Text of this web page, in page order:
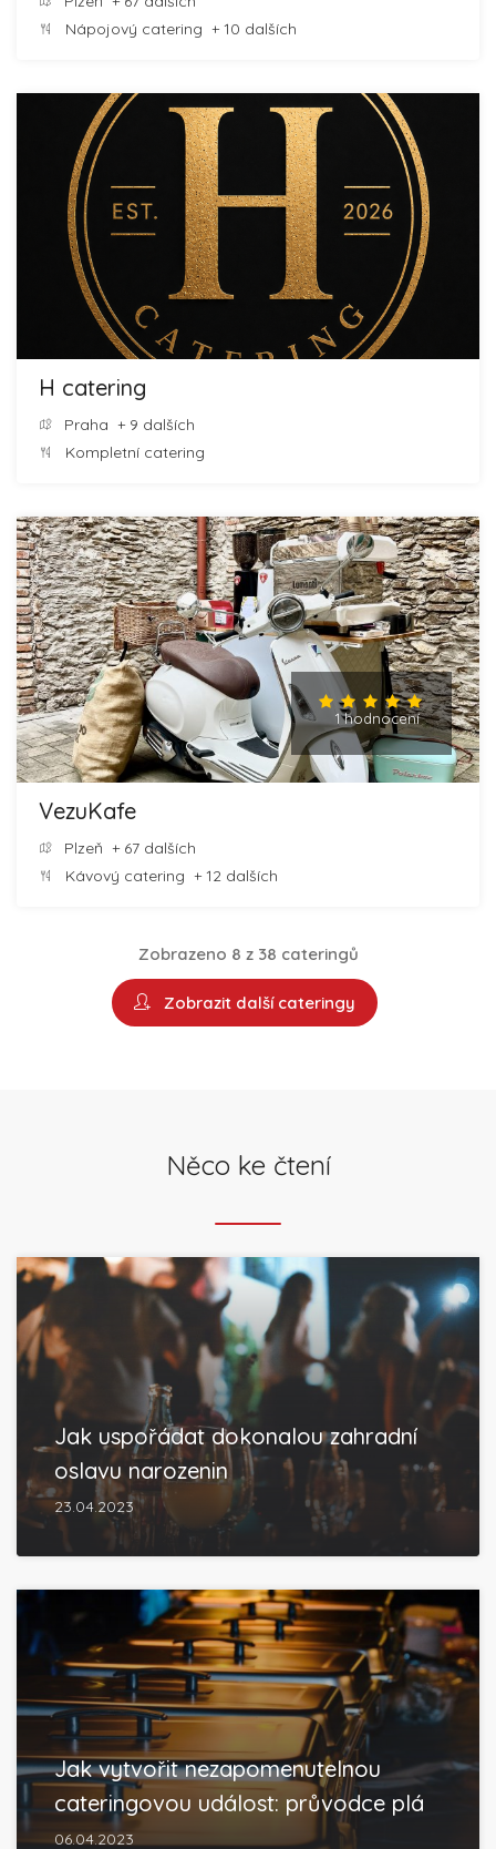
Nápojový catering + 10 dalších
H catering
Praha + 9 dalších
Kompletní catering
1 hodnocení
VezuKafe
Plzeň + 67 dalších
Kávový catering + 12 dalších
Zobrazeno 8 z 38 cateringů
Zobrazit další cateringy
Něco ke čtení
Jak uspořádat dokonalou zahradní
oslavu narozenin
23.04.2023
Jak vytvořit nezapomenutelnou
cateringovou událost: průvodce plá
06.04.2023